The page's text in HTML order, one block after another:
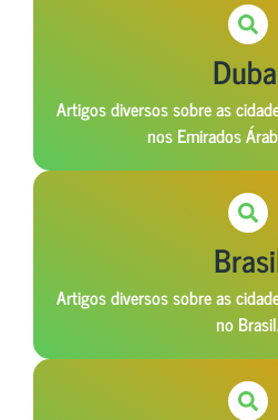
Artigos diversos sobre as
nos Emirados
Artigos diversos sobre as
no